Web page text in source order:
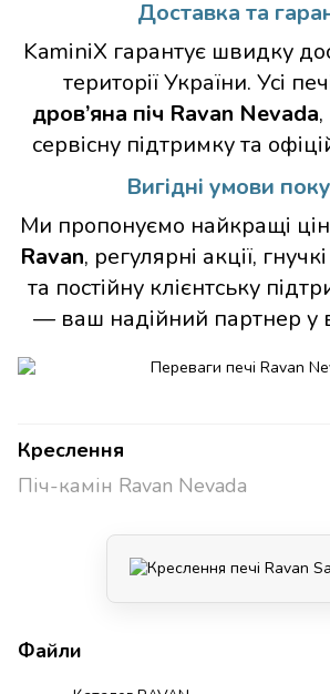
Доставка та
KaminiX гарантує швидку
території України. Усі
дров’яна піч Ravan Nevada
сервісну підтримку та
Вигідні умови
Ми пропонуємо найкращі
Ravan, регулярні акції,
та постійну клієнтську
— ваш надійний партнер у
Креслення
Піч-камін Ravan Nevada
Файли